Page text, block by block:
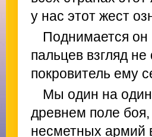
у нас этот жест
Поднимается он
пальцев взгляд
покровитель ему
Мы один на
древнем поле боя,
несметных армий